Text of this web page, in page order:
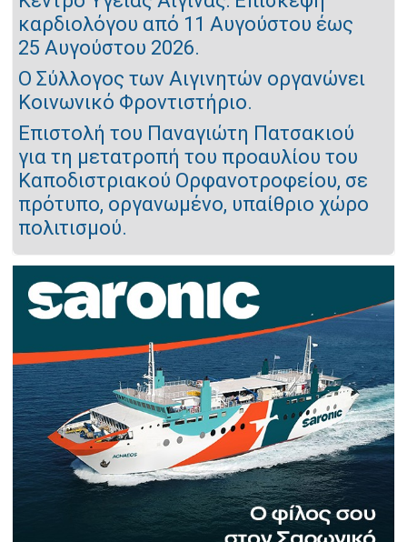
καρδιολόγου από 11 Αυγούστου έως
25 Αυγούστου 2026.
Ο Σύλλογος των Αιγινητών οργανώνει
Κοινωνικό Φροντιστήριο.
Επιστολή του Παναγιώτη Πατσακιού
για τη μετατροπή του προαυλίου του
Καποδιστριακού Ορφανοτροφείου, σε
πρότυπο, οργανωμένο, υπαίθριο χώρο
πολιτισμού.